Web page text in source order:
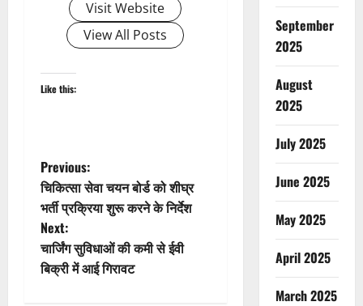
Visit Website
View All Posts
Like this:
P
o
s
t
Previous:
चिकित्सा सेवा चयन बोर्ड को शीघ्र
भर्ती प्रक्रिया शुरू करने के निर्देश
Next:
चार्जिंग सुविधाओं की कमी से ईवी
बिक्री में आई गिरावट
September
2025
August
2025
July 2025
June 2025
May 2025
April 2025
March 2025